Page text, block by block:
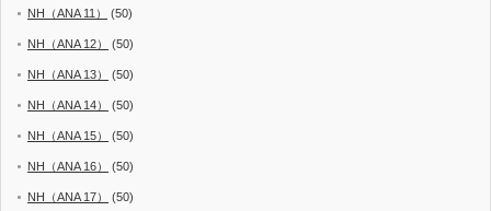
NH（ANA 11） (50)
NH（ANA 12） (50)
NH（ANA 13） (50)
NH（ANA 14） (50)
NH（ANA 15） (50)
NH（ANA 16） (50)
NH（ANA 17） (50)